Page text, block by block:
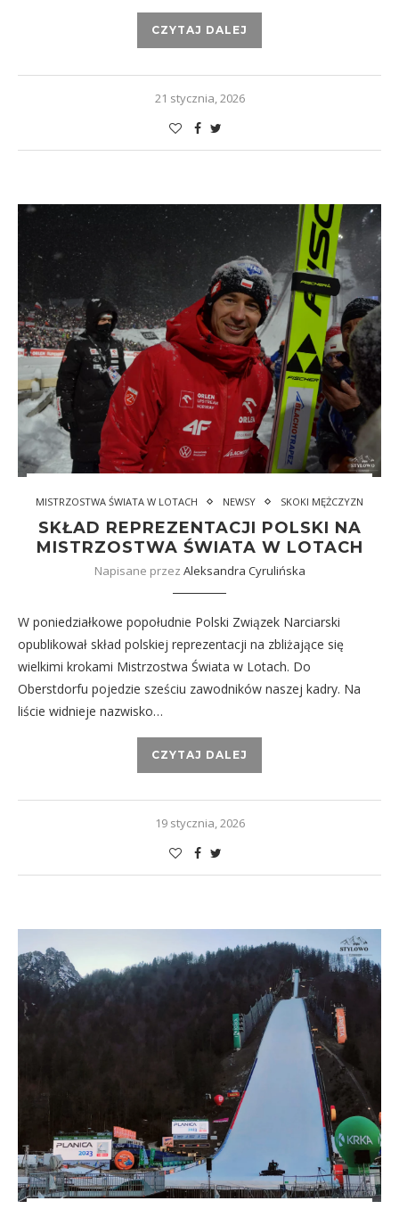
CZYTAJ DALEJ
21 stycznia, 2026
MISTRZOSTWA ŚWIATA W LOTACH NEWSY SKOKI MĘŻCZYZN
SKŁAD REPREZENTACJI POLSKI NA
MISTRZOSTWA ŚWIATA W LOTACH
Napisane przez Aleksandra Cyrulińska
W poniedziałkowe popołudnie Polski Związek Narciarski
opublikował skład polskiej reprezentacji na zbliżające się
wielkimi krokami Mistrzostwa Świata w Lotach. Do
Oberstdorfu pojedzie sześciu zawodników naszej kadry. Na
liście widnieje nazwisko…
CZYTAJ DALEJ
19 stycznia, 2026